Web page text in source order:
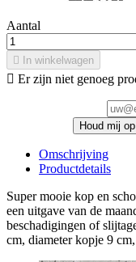
Aantal
 In winkelwagen
 Er zijn niet genoeg
Houd mij
Omschrijving
Productdetails
Super mooie kop en
een uitgave van de
beschadigingen of
cm, diameter kopje 9